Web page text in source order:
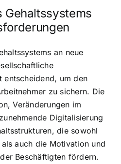
Gehaltssystems
an neue
entscheidend, um den
zu sichern. Die
Veränderungen im
Digitalisierung
die sowohl
auch die Motivation und
Beschäftigten fördern.